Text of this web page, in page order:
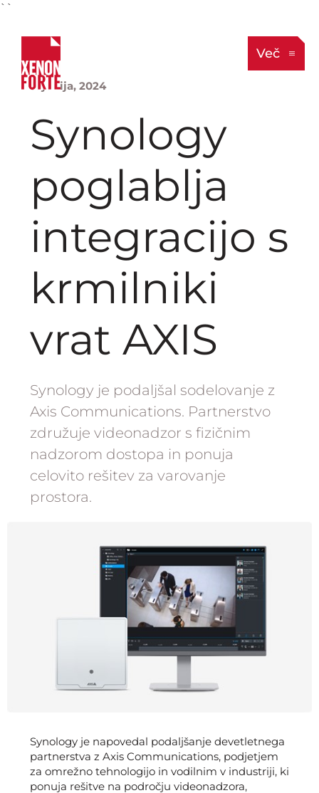
``
Več
3. junija, 2024
Synology
poglablja
integracijo s
krmilniki
vrat AXIS
Synology je podaljšal sodelovanje z
Axis Communications. Partnerstvo
združuje videonadzor s fizičnim
nadzorom dostopa in ponuja
celovito rešitev za varovanje
prostora.
Synology je napovedal podaljšanje devetletnega
partnerstva z Axis Communications, podjetjem
za omrežno tehnologijo in vodilnim v industriji, ki
ponuja rešitve na področju videonadzora,